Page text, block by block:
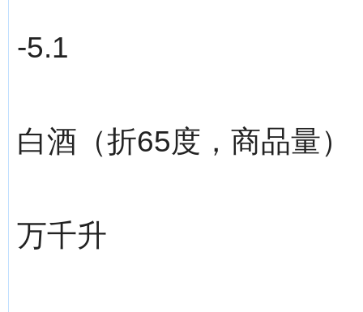
-5.1
白酒（折65度，商品量）
万千升